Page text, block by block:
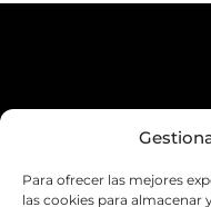
Para ofrecer las mejores
las cookies para almacenar